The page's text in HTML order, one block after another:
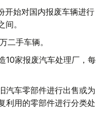
开始对国内报废车辆进行
。
二手车辆。
10家报废汽车处理厂，每
汽车零部件进行出售或为
利用的零部件进行分类处